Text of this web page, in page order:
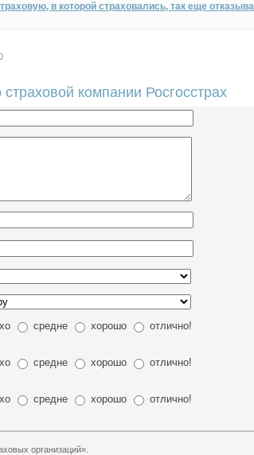
в которой страховались, так еще
компании Росгосстрах
средне хорошо
отлично!
средне хорошо
отлично!
средне хорошо
отлично!
организаций».